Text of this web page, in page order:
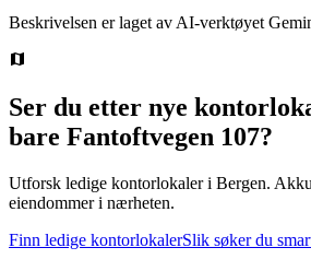
Beskrivelsen er laget av AI-verktøyet
Ser du etter nye
bare Fantoftvegen 107?
Utforsk ledige kontorlokaler i Bergen.
eiendommer i nærheten.
Finn ledige kontorlokalerSlik søker du